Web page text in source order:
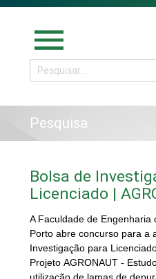
menu
Pesquisa
Bolsa de
Licenciado |
A Faculdade de Engenharia
Porto abreconcurso para a
Investigação para
Projeto AGRONAUT -